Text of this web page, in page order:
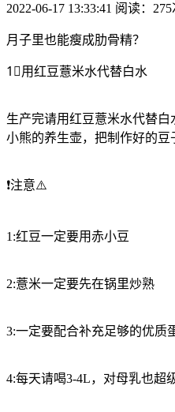
2022-06-17 13:33:41 阅读：275
月子里也能瘦成肋骨精？
1⃣️用红豆薏米水代替白水
生产完请用红豆薏米水代替
小熊的养生壶，把制作好的豆
❗️注意⚠️
1:红豆一定要用赤小豆
2:薏米一定要先在锅里炒熟
3:一定要配合补充足够的优质
4:每天请喝3-4L，对母乳也超